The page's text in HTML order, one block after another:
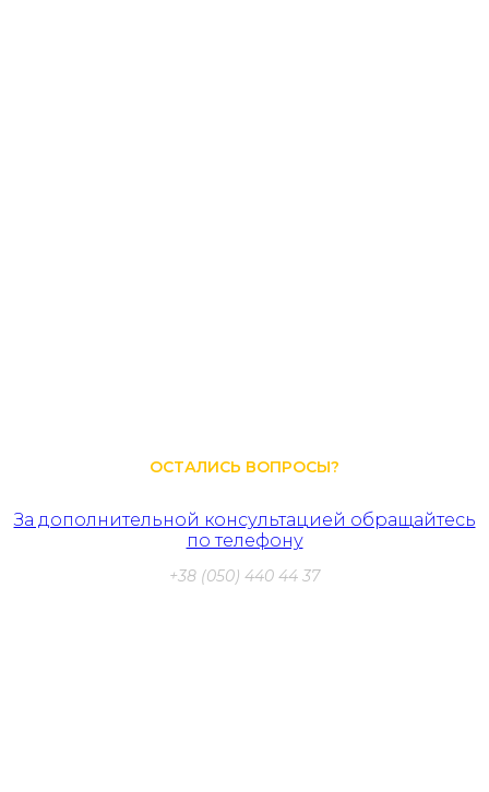
ОСТАЛИСЬ ВОПРОСЫ?
За дополнительной консультацией обращайтесь
по телефону
+38 (050) 440 44 37